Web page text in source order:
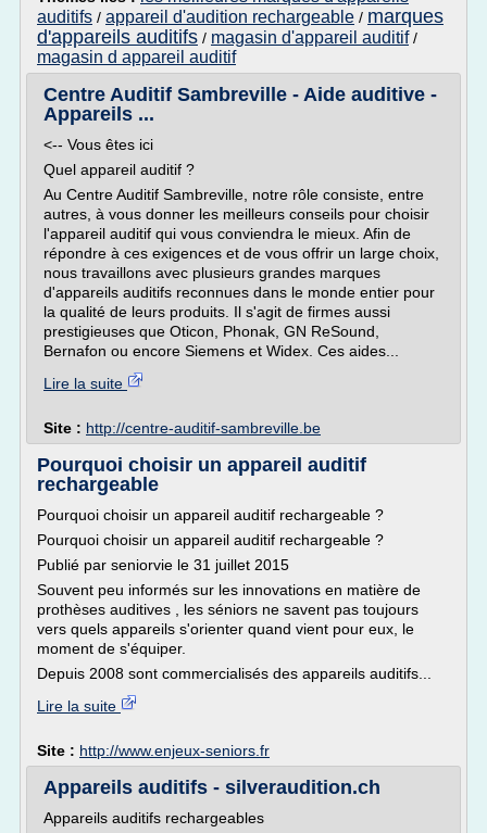
auditifs / appareil d'audition rechargeable / marques
d'appareils auditifs / magasin d'appareil auditif/
magasin d appareil auditif
Centre Auditif Sambreville - Aide auditive -
Appareils ...
<-- Vous êtes ici
Quel appareil auditif ?
Au Centre Auditif Sambreville, notre rôle consiste, entre
autres, à vous donner les meilleurs conseils pour choisir
l'appareil auditif qui vous conviendra le mieux. Afin de
répondre à ces exigences et de vous offrir un large choix,
nous travaillons avec plusieurs grandes marques
d'appareils auditifs reconnues dans le monde entier pour
la qualité de leurs produits. Il s'agit de firmes aussi
prestigieuses que Oticon, Phonak, GN ReSound,
Bernafon ou encore Siemens et Widex. Ces aides...
Lire la suite
Site : http://centre-auditif-sambreville.be
Pourquoi choisir un appareil auditif
rechargeable
Pourquoi choisir un appareil auditif rechargeable ?
Pourquoi choisir un appareil auditif rechargeable ?
Publié par seniorvie le 31 juillet 2015
Souvent peu informés sur les innovations en matière de
prothèses auditives , les séniors ne savent pas toujours
vers quels appareils s'orienter quand vient pour eux, le
moment de s'équiper.
Depuis 2008 sont commercialisés des appareils auditifs...
Lire la suite
Site : http://www.enjeux-seniors.fr
Appareils auditifs - silveraudition.ch
Appareils auditifs rechargeables